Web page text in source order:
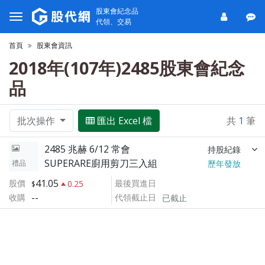
股東會紀念品
代領、交易
首頁 股東會資訊
2018年(107年)2485股東會紀念
品
批次操作 匯出 Excel 檔 共 1 筆
禮品
2485 兆赫 6/12 常會 持股紀錄
SUPERARE廚用剪刀三入組
歷年發放
股價
41.05
0.25
收購 --
最後買進日
代領截止日
已截止